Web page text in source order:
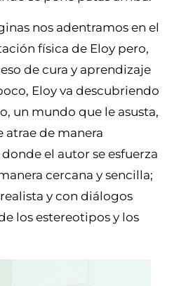
nos adentramos en el
física de Eloy pero,
de cura y aprendizaje
Eloy va descubriendo
un mundo que le asusta,
de manera
el autor se esfuerza
cercana y sencilla;
y con diálogos
los estereotipos y los